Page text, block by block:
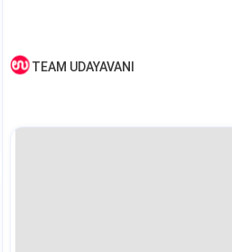
TEAM UDAYAVANI